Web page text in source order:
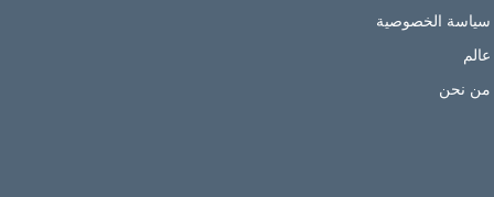
سياسة الخصوصية
عالم
من نحن